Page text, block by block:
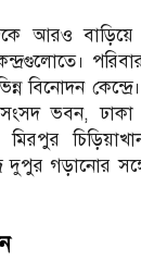
আরও
বিনোদন
ভবন, ঢাকা
মিরপুর
দুপুর গড়ানোর